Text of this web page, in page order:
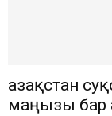
Қазақстан
маңызы бар